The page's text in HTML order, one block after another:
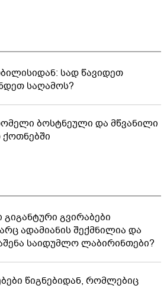
სად წავიდეთ
საღამოს?
ბოსტნეული და მწვანილი
გიგანტური გვირაბები
ადამიანის შექმნილია და
საიდუმლო ლაბირინთები?
წიგნებიდან, რომლებიც